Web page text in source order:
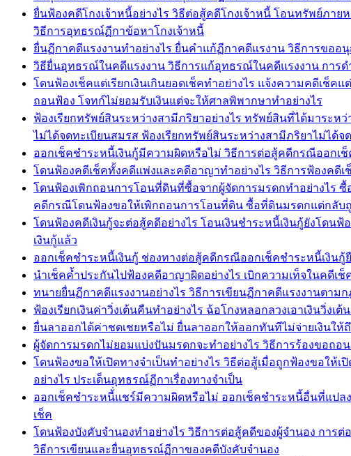
ยื่นฟ้องคดีโกงเจ้าหนี้อย่างไร วิธีต่อสู้คดีโกงเจ้าหนี้ โอนทรัพย์ภาย
วิธีการอุทธรณ์ฏีกาข้อหาโกงเจ้าหนี้
ยื่นฏีกาคดีแรงงานทำอย่างไร ยื่นคำแก้ฏีกาคดีแรงาน วิธีการขอ
วิธียื่นอุทธรณ์ในคดีแรงงาน วิธีการแก้อุทธรณ์ในคดีแรงงาน การ
โดนฟ้องเช็คแต่เรียกเงินเกินยอดเช็คทำอย่างไร แจ้งความคดีเช็ค
ถอนฟ้อง โจทก์ไม่ยอมรับเงินแต่จะให้ศาลพิพากษาทำอย่างไร
ฟ้องเรียกทรัพย์สินระหว่างสามีภริยาอย่างไร ทรัพย์สินที่ได้มาระ
ไม่ได้จดทะเบียนสมรส ฟ้องเรียกทรัพย์สินระหว่างสามีภริยาไม่ได้จ
ออกเช็คชำระหนี้เงินกู้มีความผิดหรือไม่ วิธีการต่อสู้คดีกรณีออกเ
โดนฟ้องคดีเช็คทั้งคดีแพ่งและคดีอาญาทำอย่างไร วิธีการฟ้องคดีเ
โดนฟ้องเพิกถอนการโอนที่ดินที่ซื้อจากผู้จัดการมรดกทำอย่างไร
คดีกรณีโดนฟ้องขอให้เพิกถอนการโอนที่ดิน ซื้อที่ดินมรดกแต่กลับ
โดนฟ้องคดีเงินกู้จะต่อสู้คดีอย่างไร โอนเงินชำระหนี้เงินกู้ยังโดน
เงินกู้แล้ว
ออกเช็คชำระหนี้เงินกู้ ช่องทางต่อสู้คดีกรณีออกเช็คชำระหนี้เงินกู้
นำเช็คค้ำประกันไปฟ้องคดีอาญาผิดอย่างไร เบิกความเท็จในคดีเ
ทนายยื่นฏีกาคดีแรงงานอย่างไร วิธีการเขียนฏีกาคดีแรงงานตา
ฟ้องเรียกเงินค่าวิ่งเต้นคืนทำอย่างไร ฉ้อโกงหลอกลวงเอาเงินวิ่ง
ยื่นลาออกได้ค่าชดเชยหรือไม่ ยื่นลาออกให้ออกทันทีไม่จ่ายเงินให้
ผู้จัดการมรดกไม่ยอมแบ่งปันมรดกจะทำอย่างไร วิธีการร้องขอถอ
โดนฟ้องขอให้เปิดทางจำเป็นทำอย่างไร วิธีต่อสู้เมื่อถูกฟ้องขอให้
อย่างไร ประเด็นอุทธรณ์ฏีกาเรื่องทางจำเป็น
ออกเช็คชำระหนี้่แชร์มีความผิดหรือไม่ ออกเช็คชำระหนี้อื่นที่แปล
เช็ค
โดนฟ้องบังคับจำนองทำอย่างไร วิธีการต่อสู้คดีของผู้จำนอง กา
วิธีการเขียนและยื่นอุทธรณ์ฏีกาของคดีบังคับจำนอง